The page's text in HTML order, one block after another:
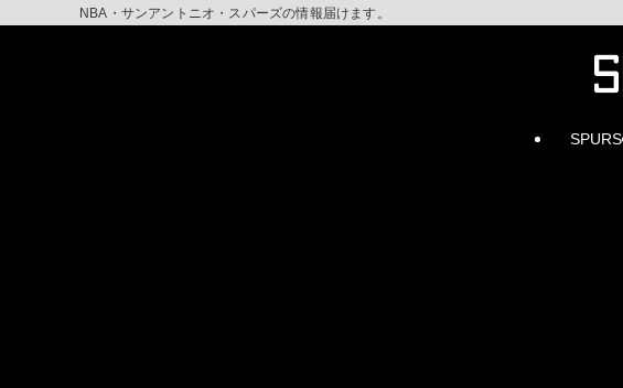
NBA・サンアントニオ・スパーズの情報届けます。
SPURS